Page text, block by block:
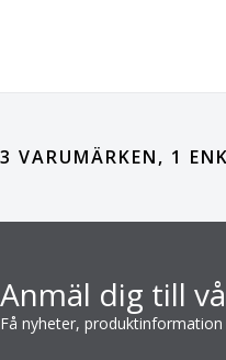
3 VARUMÄRKEN, 1
Anmäl dig till
Få nyheter,